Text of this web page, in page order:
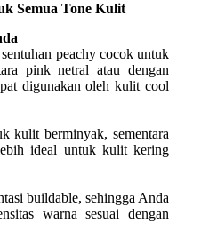
Semua Tone Kulit
peachy cocok untuk
pink netral atau dengan
digunakan oleh kulit cool
kulit berminyak, sementara
ideal untuk kulit kering
buildable, sehingga Anda
warna sesuai dengan